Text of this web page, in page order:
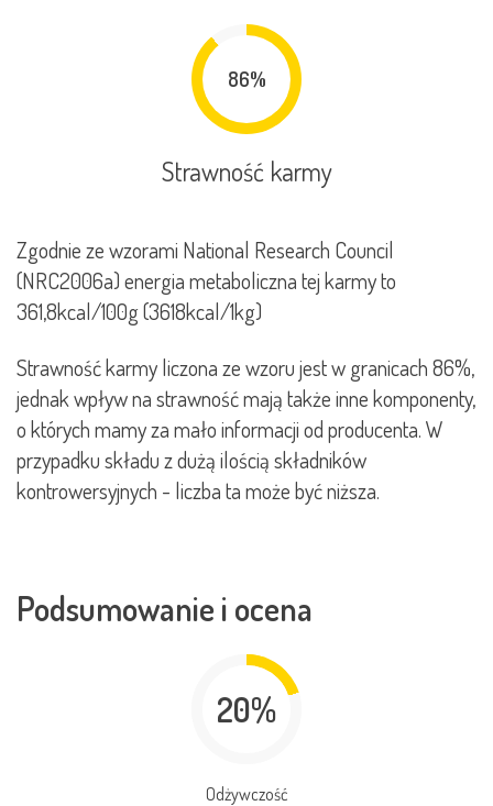
86%
Strawność karmy
Zgodnie ze wzorami National Research Council
(NRC2006a) energia metaboliczna tej karmy to
361,8kcal/100g (3618kcal/1kg)
Strawność karmy liczona ze wzoru jest w granicach 86%,
jednak wpływ na strawność mają także inne komponenty,
o których mamy za mało informacji od producenta. W
przypadku składu z dużą ilością składników
kontrowersyjnych - liczba ta może być niższa.
Podsumowanie i ocena
20%
Odżywczość